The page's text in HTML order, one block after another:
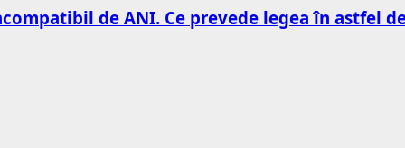
de ANI. Ce prevede legea în astfel